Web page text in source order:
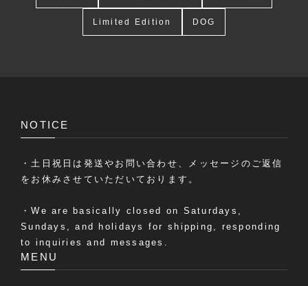
Limited Edition DOG
NOTICE
・土日祝日は発送やお問い合わせ、メッセージのご返信
をお休みさせていただいております。
・We are basically closed on Saturdays,
Sundays, and holidays for shipping, responding
to inquiries and messages.
MENU